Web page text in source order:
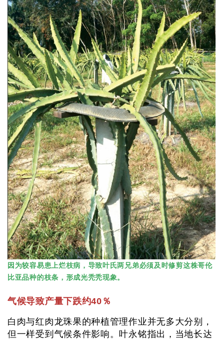
因为较容易患上烂枝病，导致叶氏两兄弟必须及时修剪这株哥伦
比亚品种的枝条，形成光秃秃现象。
气候导致产量下跌约40％
白肉与红肉龙珠果的种植管理作业并无多大分别，
但一样受到气候条件影响。叶永铭指出，当地长达